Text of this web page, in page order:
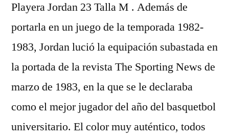
Playera Jordan 23 Talla M . Además de
portarla en un juego de la temporada 1982-
1983, Jordan lució la equipación subastada en
la portada de la revista The Sporting News de
marzo de 1983, en la que se le declaraba
como el mejor jugador del año del basquetbol
universitario. El color muy auténtico, todos